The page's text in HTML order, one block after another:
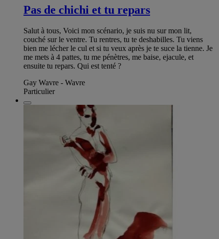
Pas de chichi et tu repars
Salut à tous, Voici mon scénario, je suis nu sur mon lit,
couché sur le ventre. Tu rentres, tu te deshabilles. Tu viens
bien me lécher le cul et si tu veux après je te suce la tienne. Je
me mets à 4 pattes, tu me pénètres, me baise, ejacule, et
ensuite tu repars. Qui est tenté ?
Gay Wavre - Wavre
Particulier